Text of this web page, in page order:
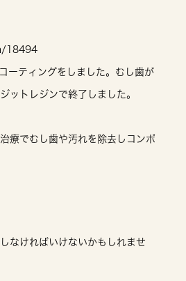
18494
ーティングをしました。むし歯が
ットレジンで終了しました。
療でむし歯や汚れを除去しコンポ
なければいけないかもしれませ